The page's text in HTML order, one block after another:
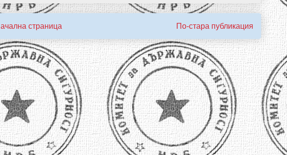
По-стара публикация
страница